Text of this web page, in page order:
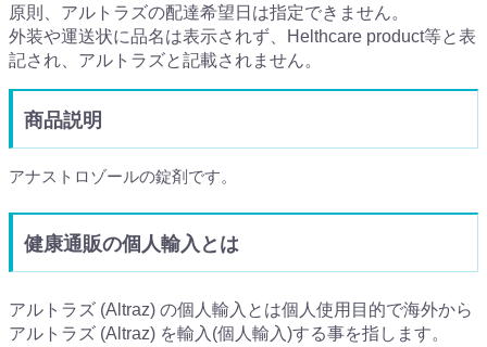
原則、アルトラズの配達希望日は指定できません。
外装や運送状に品名は表示されず、Helthcare product等と表
記され、アルトラズと記載されません。
商品説明
アナストロゾールの錠剤です。
健康通販の個人輸入とは
アルトラズ (Altraz) の個人輸入とは個人使用目的で海外から
アルトラズ (Altraz) を輸入(個人輸入)する事を指します。